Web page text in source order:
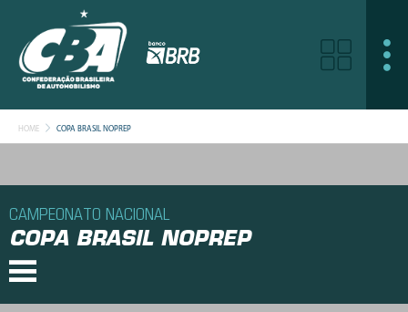
HOME COPA BRASIL NOPREP
CAMPEONATO NACIONAL
COPA BRASIL NOPREP